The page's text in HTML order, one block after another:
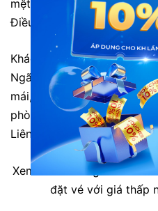
mệt. Tài xế điềm đạm
Điều hòa mở hơi lạnh.”
Khách hàng Thúy: “Mai
Ngãi xe rất chuyên
mái, chạy êm, rất đúng
phòng rất chu đáo,
Liên.”
Xem thêm thông tin các
đặt vé với giá thấp